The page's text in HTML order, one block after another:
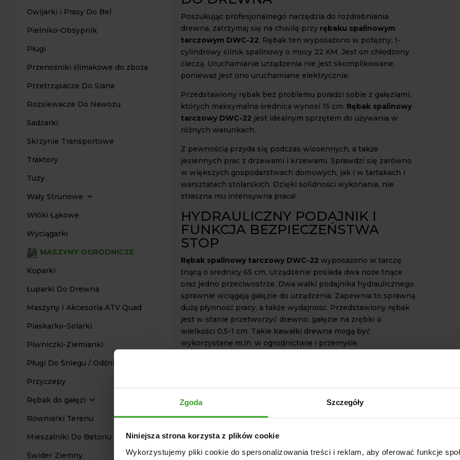
Zgoda Szczegóły
Niniejsza strona korzysta z plików cookie
Wykorzystujemy pliki cookie do spersonalizowania treści i reklam, aby oferować funkcje
Owijarki i Prasy Do Bel
Pielniko-Obsypnik
Pługi
Przenośniki ślimakowe do zboża
Przetrząsacze Do Siana
Rozsiewacze Do Nawozu
Sadzarki
Skrzynie Transportowe
Traktory
Tuzy
Wały Strunowe
Włóki Łąkowe
Wyciągarki
MASZYNY OGRODNICZE
Koparki
Łuparki Do Drewna
Maszyny I Akcesoria ATV Quad
Piaskarko-Solarki
Piwniczki-Ziemianki
Pługi Do Śniegu / Odśnieżarki
Przyczepy
Rębak do gałęzi
Równiarki Terenu
Mieszalniki Do Betonu
Świder Ziemny
Poszukując profesjonalnego narzędzia do rozdrabniania
drewna, zatrzymaj się na chwilę przy rębaku spalinowym
tarczowym DWC-22. Rębak ten wyposażono w potężny, 1-
cylindrowy silnik spalinowy o mocy 22 KM. Jest on chłodzony
cieczą. Uruchamianie urządzenia nie jest skomplikowane,
ponieważ jest ono uruchamiane elektrycznie.
Przedstawiony rębak bez problemu poradzi sobie z gałęziami,
których maksymalna średnica wynosi 15 cm. Rębak spalinowy
tarczowy DWC-22 jest idealnym sprzętem do używania w
różnych warunkach.
Z pewnością przyda się podczas wiosennych, a także
jesiennych prac z drzewami i krzewami. Sprawdzi się zarówno
w większych gospodarstwach domowych, jak i w tartakach i
warsztatach stolarskich. Dzięki solidności wykonania, nie
straszna mu intensywna praca!
HYDRAULICZNY PODAJNIK I
FUNKCJA BEZPIECZEŃSTWA
STOP
Rębak spalinowy tarczowy DWC-22 wyposażono w tarczę
tnącą o średnicy 65 cm. Urządzenie posiada dwa noże tnące
oraz jedno przeciwostrze. Dwa wałki podajnika hydraulicznego
sprawnie wciągają gałęzie do urządzenia. Zapewnia to sprawną
dużą płynność pracy, a także wydajność. Przedstawiony rębak
jest w stanie przetworzyć drewno, gałęzie na zrębki o
wielkości 0,5-1 cm. Takie kawałki drewna mogą być
wykorzystane m.in. w ogrodnictwie i przemyśle.
wypadków.
Rozdrabniacz do gałęzi jest połączony z przyczepką na kołach
pracy. Rębak wyposażony jest również w hak na zaczep
kulowy, co umożliwia łatwe podłączenie do pojazdów